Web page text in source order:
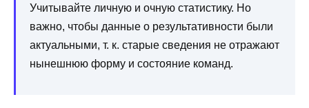
Учитывайте личную и очную статистику. Но
важно, чтобы данные о результативности были
актуальными, т. к. старые сведения не отражают
нынешнюю форму и состояние команд.